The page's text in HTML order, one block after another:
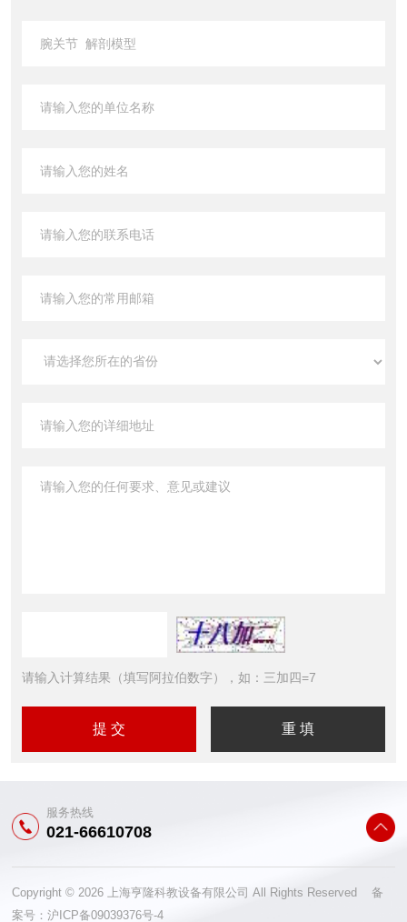
请输入计算结果（填写阿拉伯数字），如：三加四=7
服务热线
021-66610708
Copyright © 2026 上海亨隆科教设备有限公司 All Rights Reserved 备
案号：沪ICP备09039376号-4